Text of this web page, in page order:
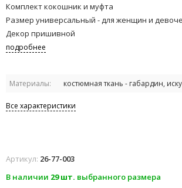
Комплект кокошник и муфта
Размер универсальный - для женщин и
Декор пришивной
подробнее
Материалы: костюмная ткань - габардин,
Все характеристики
Артикул: 26-77-003
В наличии 29 шт. выбранного размера